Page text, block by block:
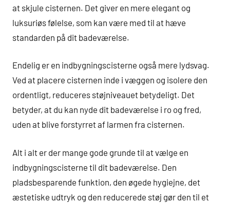
at skjule cisternen. Det giver en mere elegant og
luksuriøs følelse, som kan være med til at hæve
standarden på dit badeværelse.
Endelig er en indbygningscisterne også mere lydsvag.
Ved at placere cisternen inde i væggen og isolere den
ordentligt, reduceres støjniveauet betydeligt. Det
betyder, at du kan nyde dit badeværelse i ro og fred,
uden at blive forstyrret af larmen fra cisternen.
Alt i alt er der mange gode grunde til at vælge en
indbygningscisterne til dit badeværelse. Den
pladsbesparende funktion, den øgede hygiejne, det
æstetiske udtryk og den reducerede støj gør den til et